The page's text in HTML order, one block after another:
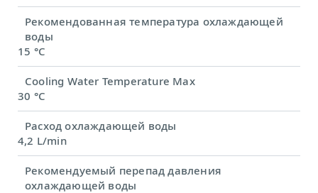
Рекомендованная температура охлаждающей
воды
15 °C
Cooling Water Temperature Max
30 °C
Расход охлаждающей воды
4,2 L/min
Рекомендуемый перепад давления
охлаждающей воды